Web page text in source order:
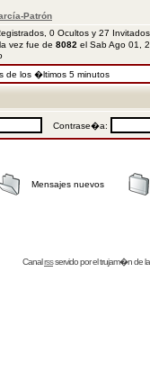
Patrón
0 Ocultos y 27
vez fue de 8082 el Sab Ago 01,
de los �ltimos 5 minutos
Contrase�a:
Mensajes nuevos
Canalrssservido por eltrujam�nde